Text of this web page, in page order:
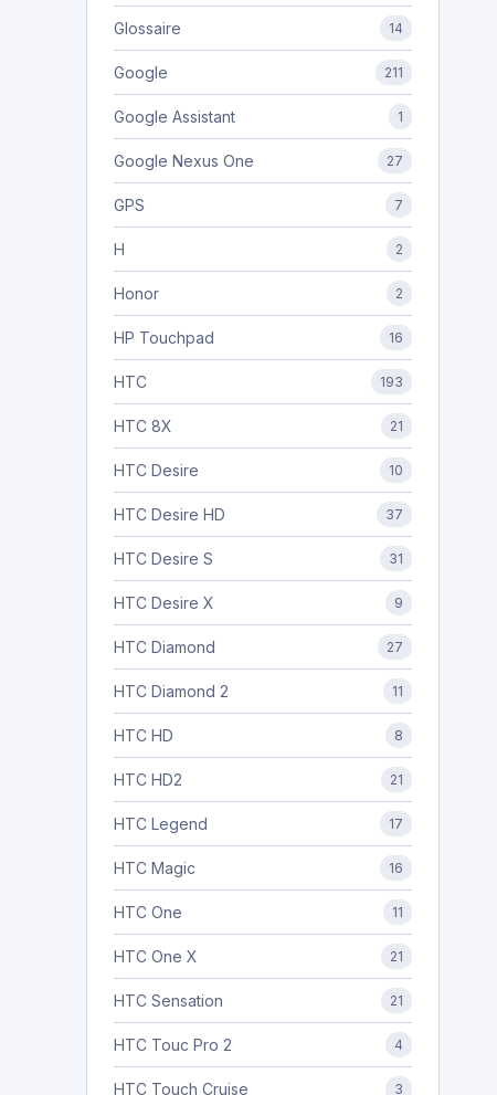
Glossaire 14
Google 211
Google Assistant 1
Google Nexus One 27
GPS 7
H 2
Honor 2
HP Touchpad 16
HTC 193
HTC 8X 21
HTC Desire 10
HTC Desire HD 37
HTC Desire S 31
HTC Desire X 9
HTC Diamond 27
HTC Diamond 2 11
HTC HD 8
HTC HD2 21
HTC Legend 17
HTC Magic 16
HTC One 11
HTC One X 21
HTC Sensation 21
HTC Touc Pro 2 4
HTC Touch Cruise 3